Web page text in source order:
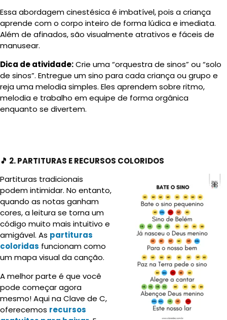
Essa abordagem cinestésica é imbatível, pois a criança
aprende com o corpo inteiro de forma lúdica e imediata.
Além de afinados, são visualmente atrativos e fáceis de
manusear.
Dica de atividade:Crie uma “orquestra de sinos” ou “solo
de sinos”. Entregue um sino para cada criança ou grupo e
reja uma melodia simples. Eles aprendem sobre ritmo,
melodia e trabalho em equipe de forma orgânica
enquanto se divertem.
🎵 2. PARTITURAS E RECURSOS COLORIDOS
Partituras tradicionais
podem intimidar. No entanto,
quando as notas ganham
cores, a leitura se torna um
código muito mais intuitivo e
amigável. As partituras
coloridas funcionam como
um mapa visual da canção.
A melhor parte é que você
pode começar agora
mesmo! Aqui na Clave de C,
oferecemos recursos